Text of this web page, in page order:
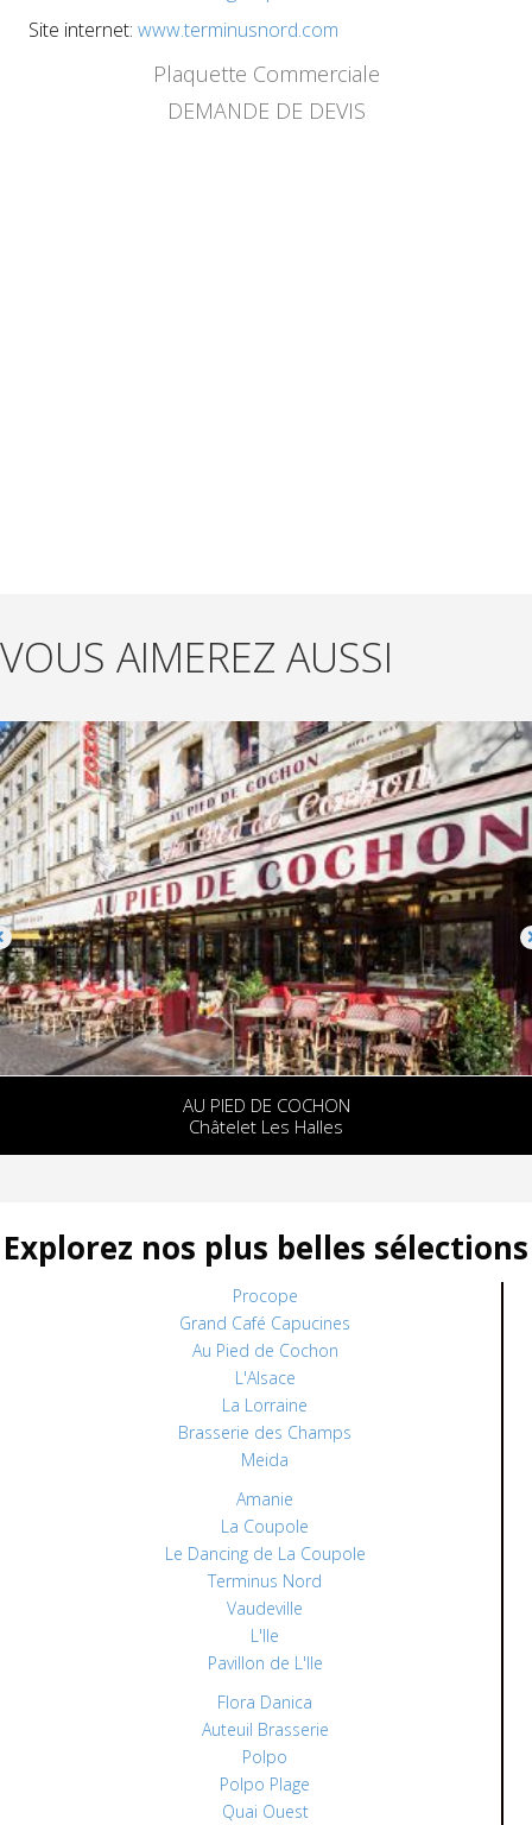
Site internet: www.terminusnord.com
Plaquette Commerciale
DEMANDE DE DEVIS
VOUS AIMEREZ AUSSI
AU PIED DE COCHON
Châtelet Les Halles
Explorez nos plus belles sélections
Procope
Grand Café Capucines
Au Pied de Cochon
L'Alsace
La Lorraine
Brasserie des Champs
Meida
Amanie
La Coupole
Le Dancing de La Coupole
Terminus Nord
Vaudeville
L'Ile
Pavillon de L'Ile
Flora Danica
Auteuil Brasserie
Polpo
Polpo Plage
Quai Ouest